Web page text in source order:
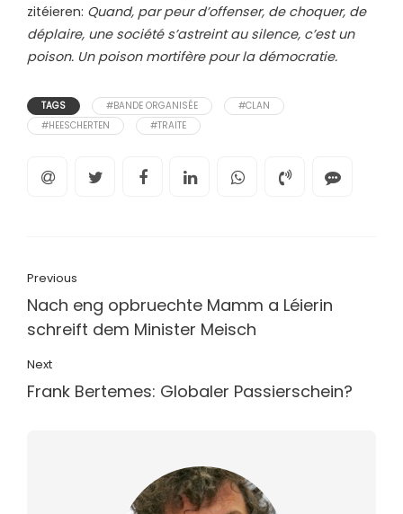
zitéieren: Quand, par peur d’offenser, de choquer, de
déplaire, une société s’astreint au silence, c’est un
poison. Un poison mortifère pour la démocratie.
TAGS #BANDE ORGANISÉE
#CLAN
#HEESCHERTEN
#TRAITE
Previous
Nach eng opbruechte Mamm a Léierin
schreift dem Minister Meisch
Next
Frank Bertemes: Globaler Passierschein?